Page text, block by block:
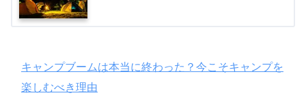
キャンプブームは本当に終わった？今こそキャンプを
楽しむべき理由